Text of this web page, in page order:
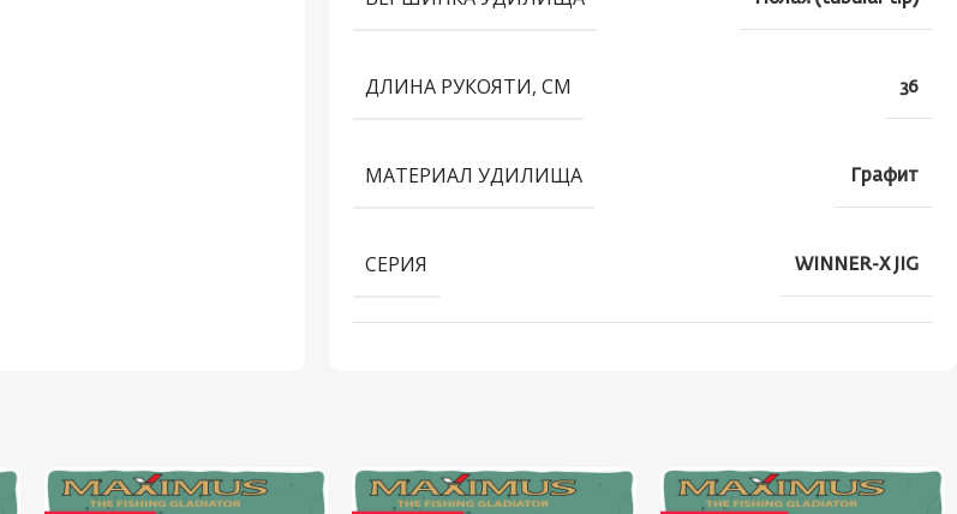
ДЛИНА РУКОЯТИ, СМ 36
МАТЕРИАЛ УДИЛИЩА Графит
СЕРИЯ WINNER-X JIG